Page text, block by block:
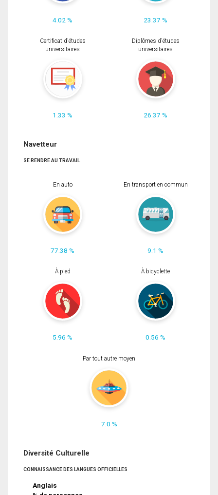
4.02 % 23.37 %
Certificat d'études
universitaires
1.33 %
Diplômes d'études
universitaires
26.37 %
Navetteur
SE RENDRE AU TRAVAIL
En auto
77.38 %
En transport en commun
9.1 %
À pied
5.96 %
À bicyclette
0.56 %
Par tout autre moyen
7.0 %
Diversité Culturelle
CONNAISSANCE DES LANGUES OFFICIELLES
Anglais